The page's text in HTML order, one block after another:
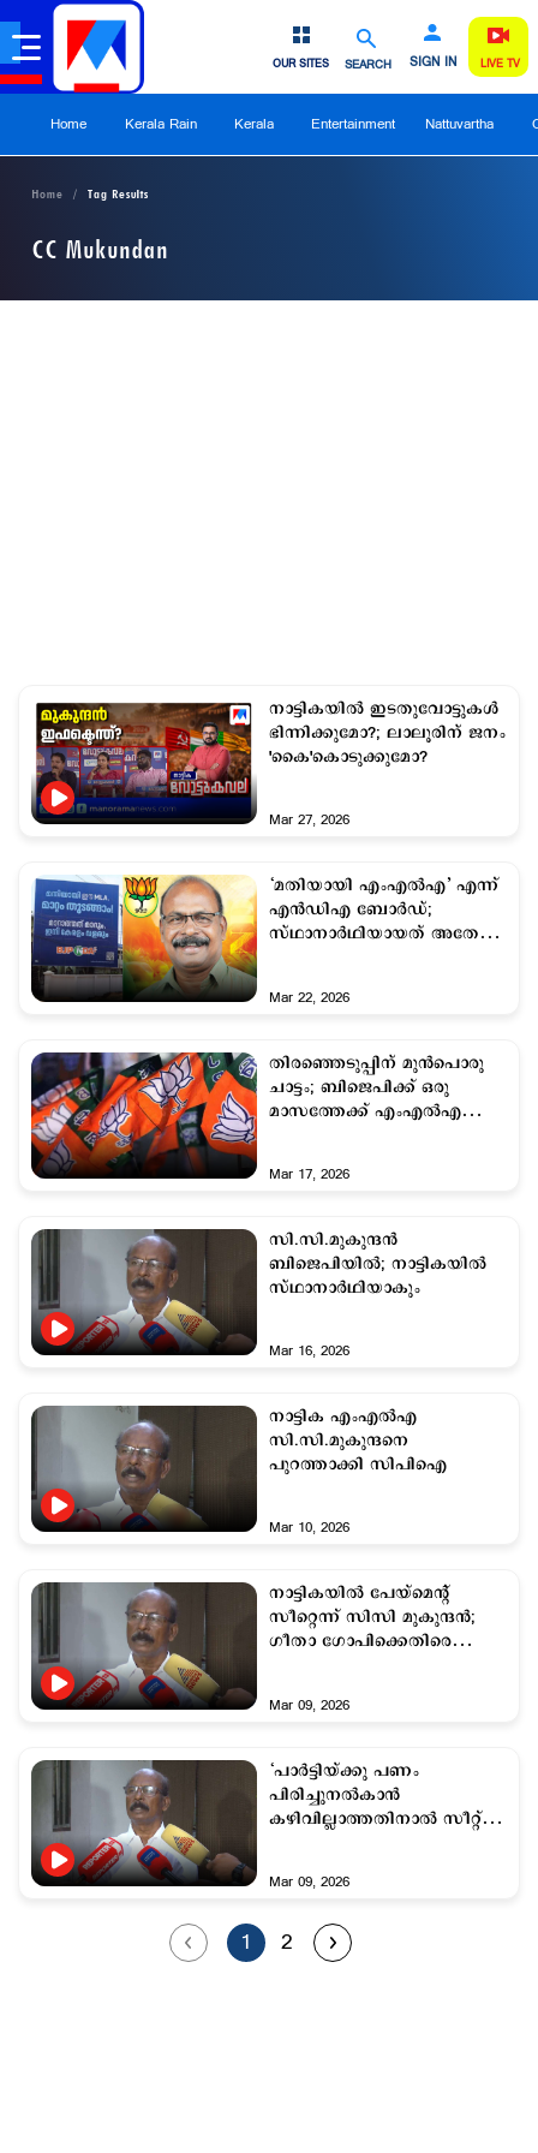
SEARCH SIGN IN
OUR SITES LIVE TV
Home Kerala Rain Kerala Entertainment Nattuvartha
Home Tag Results
CC Mukundan
നാട്ടികയില്‍ ഇടതുവോട്ടുകള്‍
ഭിന്നിക്കുമോ?; ലാലൂരിന് ജനം
'കൈ'കൊടുക്കുമോ?
Mar 27, 2026
‘മതിയായി എംഎൽഎ’ എന്ന്
എൻഡിഎ ബോർഡ്;
സ്ഥാനാർഥിയായത് അതേ
Mar 22, 2026
തിരഞ്ഞെടുപ്പിന് മുന്‍പൊരു
ചാട്ടം; ബിജെപിക്ക് ഒരു
മാസത്തേക്ക് എംഎല്‍എയെ
Mar 17, 2026
സി.സി.മുകുന്ദന്‍
ബിജെപിയില്‍; നാട്ടികയില്‍
സ്ഥാനാര്‍ഥിയാകും
Mar 16, 2026
നാട്ടിക എംഎല്‍എ
സി.സി.മുകുന്ദനെ
പുറത്താക്കി സിപിഐ
Mar 10, 2026
നാട്ടികയിൽ പേയ്‌മെന്റ്
സീറ്റെന്ന് സിസി മുകുന്ദൻ;
ഗീതാ ഗോപിക്കെതിരെ
Mar 09, 2026
‘പാര്‍ട്ടിയ്ക്കു പണം
പിരിച്ചുനല്‍കാന്‍
കഴിവില്ലാത്തതിനാല്‍ സീറ്റ്
Mar 09, 2026
1 2